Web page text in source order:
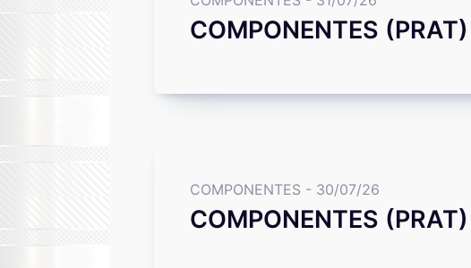
COMPONENTES
COMPONENTES - 30/07/26
COMPONENTES